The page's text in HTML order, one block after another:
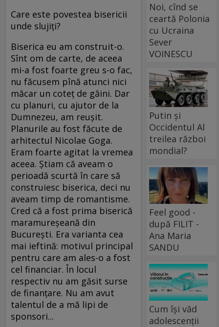
Care este povestea bisericii
unde slujiţi?
Biserica eu am construit-o.
Sînt om de carte, de aceea
mi-a fost foarte greu s-o fac,
nu făcusem pînă atunci nici
măcar un coteţ de găini. Dar
cu planuri, cu ajutor de la
Dumnezeu, am reuşit.
Planurile au fost făcute de
arhitectul Nicolae Goga.
Eram foarte agitat la vremea
aceea. Ştiam că aveam o
perioadă scurtă în care să
construiesc biserica, deci nu
aveam timp de romantisme.
Cred că a fost prima biserică
maramureşeană din
Bucureşti. Era varianta cea
mai ieftină: motivul principal
pentru care am ales-o a fost
cel financiar. În locul
respectiv nu am găsit surse
de finanţare. Nu am avut
talentul de a mă lipi de
sponsori...
Noi, cînd se
ceartă Polonia
cu Ucraina
Sever
VOINESCU
Putin și
Occidentul Al
treilea război
mondial?
Feel good -
după FILIT -
Ana Maria
SANDU
Cum își văd
adolescenții